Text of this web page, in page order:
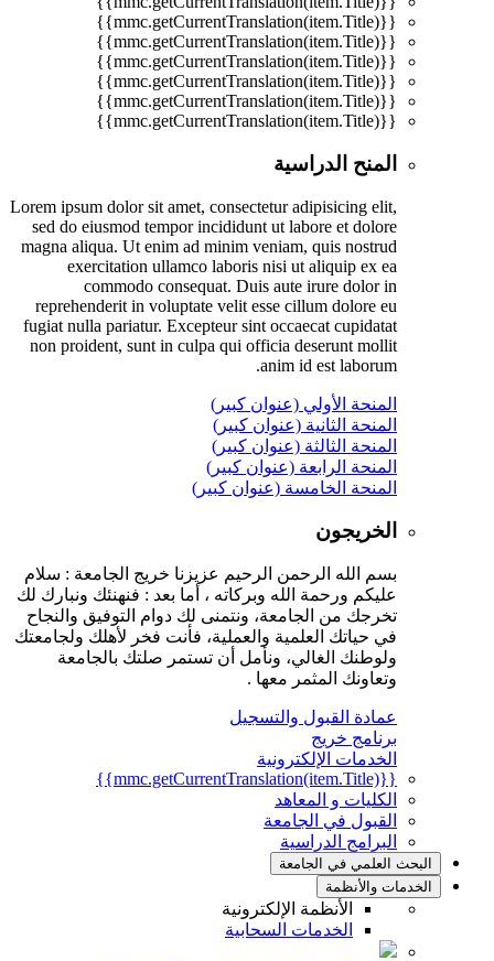
{{mmc.getCurrentTranslation(item.Title)}}
{{mmc.getCurrentTranslation(item.Title)}}
{{mmc.getCurrentTranslation(item.Title)}}
{{mmc.getCurrentTranslation(item.Title)}}
{{mmc.getCurrentTranslation(item.Title)}}
{{mmc.getCurrentTranslation(item.Title)}}
المنح الدراسية
Lorem ipsum dolor sit amet, consectetur adipisicing elit,
sed do eiusmod tempor incididunt ut labore et dolore
magna aliqua. Ut enim ad minim veniam, quis nostrud
exercitation ullamco laboris nisi ut aliquip ex ea
commodo consequat. Duis aute irure dolor in
reprehenderit in voluptate velit esse cillum dolore eu
fugiat nulla pariatur. Excepteur sint occaecat cupidatat
non proident, sunt in culpa qui officia deserunt mollit
anim id est laborum.
المنحة الأولي (عنوان كبير)
المنحة الثانية (عنوان كبير)
المنحة الثالثة (عنوان كبير)
المنحة الرابعة (عنوان كبير)
المنحة الخامسة (عنوان كبير)
الخريجون
بسم الله الرحمن الرحيم عزيزنا خريج الجامعة : سلام
عليكم ورحمة الله وبركاته ، أما بعد : فنهنئك ونبارك لك
تخرجك من الجامعة، ونتمنى لك دوام التوفيق والنجاح
في حياتك العلمية والعملية، فأنت فخر لأهلك ولجامعتك
ولوطنك الغالي، ونأمل أن تستمر صلتك بالجامعة
وتعاونك المثمر معها .
عمادة القبول والتسجيل
برنامج خريج
الخدمات الإلكترونية
{{mmc.getCurrentTranslation(item.Title)}}
الكليات و المعاهد
القبول في الجامعة
البرامج الدراسية
البحث العلمي في الجامعة
الخدمات والأنظمة
الأنظمة الإلكترونية
الخدمات السحابية